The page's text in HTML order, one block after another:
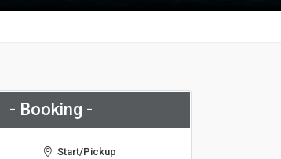
- Booking -
Start/Pickup